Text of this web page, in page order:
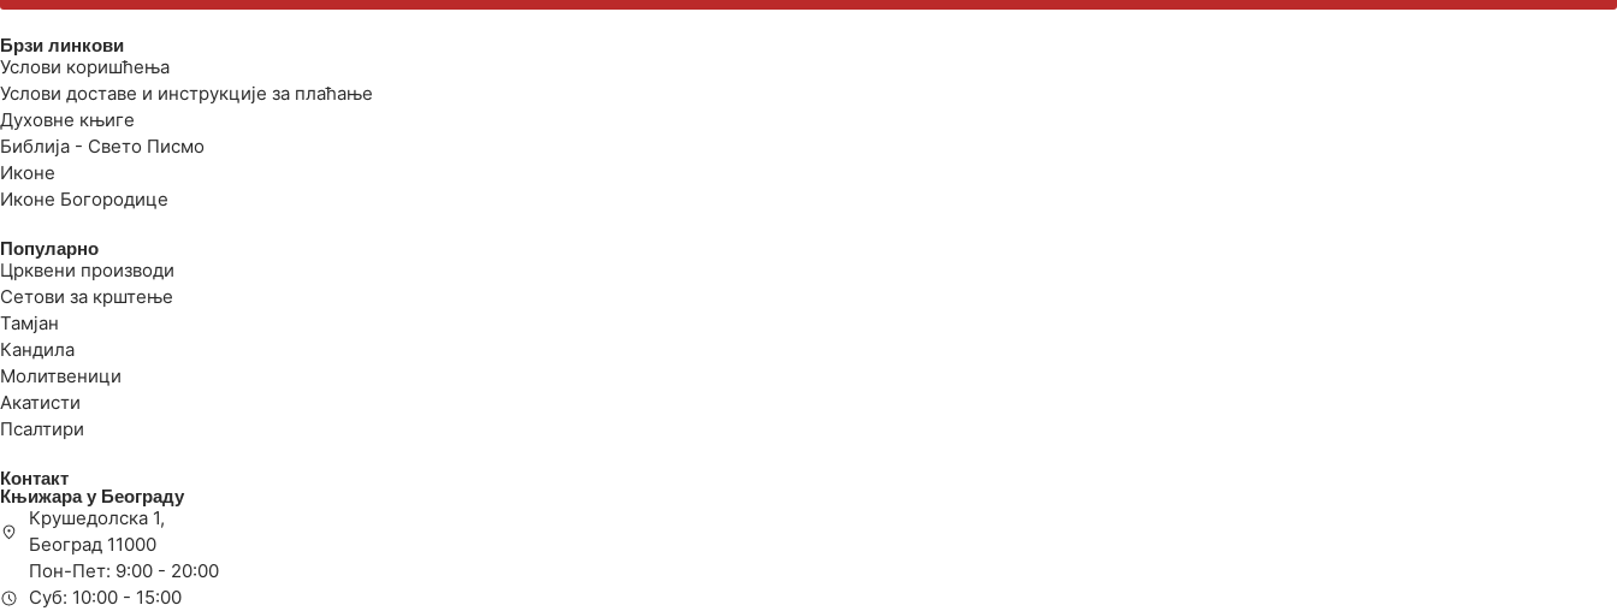
Брзи линкови
Услови коришћења
Услови доставе и инструкције за плаћање
Духовне књиге
Библија - Свето Писмо
Иконе
Иконе Богородице
Популарно
Црквени производи
Сетови за крштење
Тамјан
Кандила
Молитвеници
Акатисти
Псалтири
Контакт
Књижара у Београду
Крушедолска 1,
Београд 11000
Пон-Пет: 9:00 - 20:00
Суб: 10:00 - 15:00